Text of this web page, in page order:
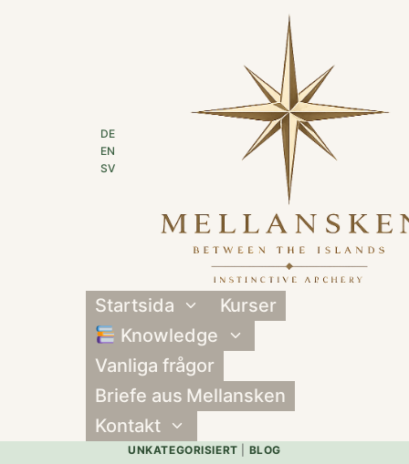
DE
EN
SV
Startsida
Toggle
menu
Kurser
Knowledge
child
Vanliga frågor
Briefe aus Mellansken
Kontakt
child
UNKATEGORISIERT BLOG